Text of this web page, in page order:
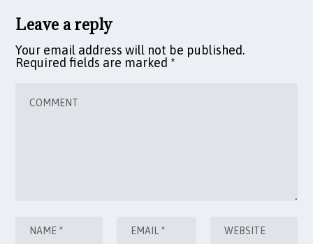
Leave a reply
Your email address will not be published.
Required fields are marked *